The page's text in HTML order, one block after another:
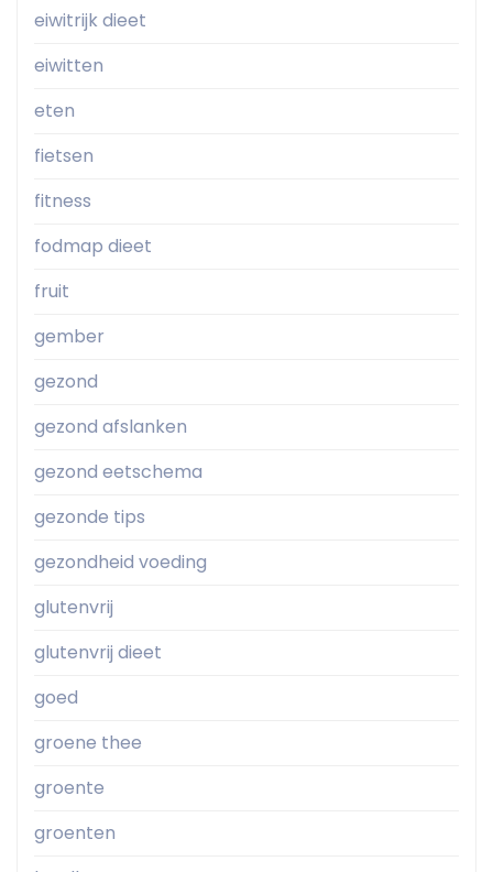
eiwitrijk dieet
eiwitten
eten
fietsen
fitness
fodmap dieet
fruit
gember
gezond
gezond afslanken
gezond eetschema
gezonde tips
gezondheid voeding
glutenvrij
glutenvrij dieet
goed
groene thee
groente
groenten